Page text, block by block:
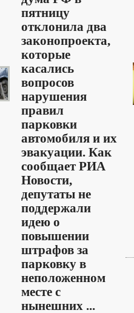
пятницу
отклонила два
законопроекта,
которые
касались
вопросов
нарушения
правил
парковки
автомобиля и их
эвакуации. Как
сообщает РИА
Новости,
депутаты не
поддержали
идею о
повышении
штрафов за
парковку в
неположенном
месте с
нынешних ...